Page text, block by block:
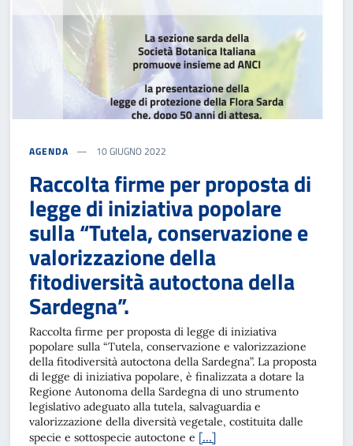
AGENDA 10 GIUGNO 2022
Raccolta firme per proposta di
legge di iniziativa popolare
sulla “Tutela, conservazione e
valorizzazione della
fitodiversità autoctona della
Sardegna”.
Raccolta firme per proposta di legge di iniziativa
popolare sulla “Tutela, conservazione e valorizzazione
della fitodiversità autoctona della Sardegna”. La proposta
di legge di iniziativa popolare, è finalizzata a dotare la
Regione Autonoma della Sardegna di uno strumento
legislativo adeguato alla tutela, salvaguardia e
valorizzazione della diversità vegetale, costituita dalle
specie e sottospecie autoctone e […]